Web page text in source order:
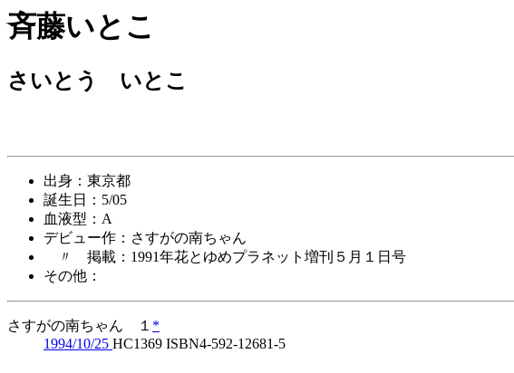
斉藤いとこ
さいとう いとこ
出身：東京都
誕生日：5/05
血液型：A
デビュー作：さすがの南ちゃん
〃 掲載：1991年花とゆめプラネット増刊５月１日号
その他：
さすがの南ちゃん １ *
1994/10/25 HC1369 ISBN4-592-12681-5